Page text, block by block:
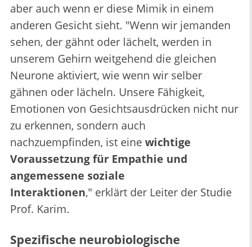
aber auch wenn er diese Mimik in einem
anderen Gesicht sieht. "Wenn wir jemanden
sehen, der gähnt oder lächelt, werden in
unserem Gehirn weitgehend die gleichen
Neurone aktiviert, wie wenn wir selber
gähnen oder lächeln. Unsere Fähigkeit,
Emotionen von Gesichtsausdrücken nicht nur
zu erkennen, sondern auch
nachzuempfinden, ist eine wichtige
Voraussetzung für Empathie und
angemessene soziale
Interaktionen," erklärt der Leiter der Studie
Prof. Karim.
Spezifische neurobiologische